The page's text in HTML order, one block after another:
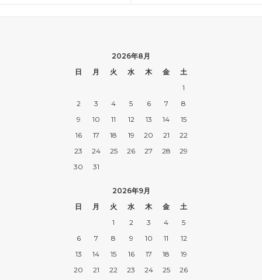
2026年8月
日
月 火 水 木 金
土
1
2
3 4 5 6 7
8
9
10 11 12 13 14
15
16
17 18 19 20 21
22
23
24 25 26 27 28
29
30
31
2026年9月
日
月 火 水 木 金
土
1
2 3 4
5
6
7 8 9 10 11
12
13
14 15 16 17 18
19
20
21 22 23 24 25
26